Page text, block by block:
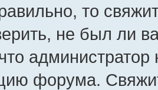
то
не был ли
администратор
форума.